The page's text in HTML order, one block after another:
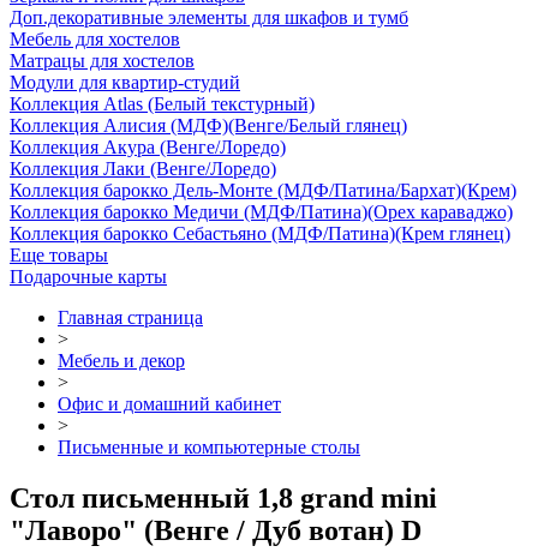
Доп.декоративные элементы для шкафов и тумб
Мебель для хостелов
Матрацы для хостелов
Модули для квартир-студий
Коллекция Atlas (Белый текстурный)
Коллекция Алисия (МДФ)(Венге/Белый глянец)
Коллекция Акура (Венге/Лоредо)
Коллекция Лаки (Венге/Лоредо)
Коллекция барокко Дель-Монте (МДФ/Патина/Бархат)(Крем)
Коллекция барокко Медичи (МДФ/Патина)(Орех караваджо)
Коллекция барокко Себастьяно (МДФ/Патина)(Крем глянец)
Еще товары
Подарочные карты
Главная страница
>
Мебель и декор
>
Офис и домашний кабинет
>
Письменные и компьютерные столы
Стол письменный 1,8 grand mini
"Лаворо" (Венге / Дуб вотан) D